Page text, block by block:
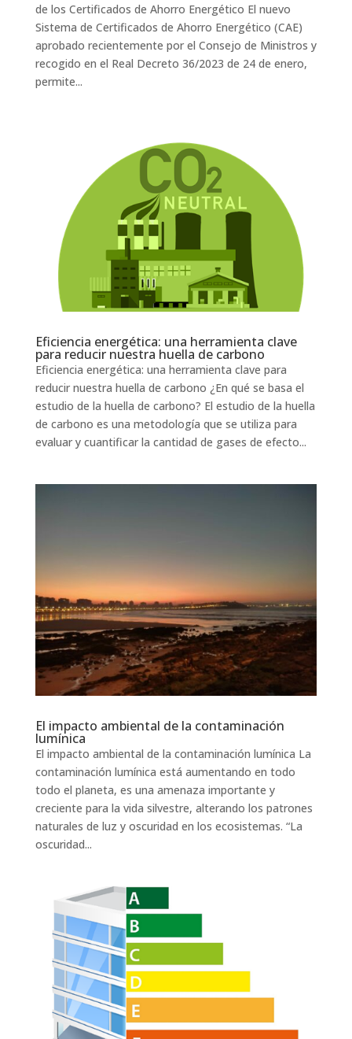
de los Certificados de Ahorro Energético El nuevo
Sistema de Certificados de Ahorro Energético (CAE)
aprobado recientemente por el Consejo de Ministros y
recogido en el Real Decreto 36/2023 de 24 de enero,
permite...
Eficiencia energética: una herramienta clave
para reducir nuestra huella de carbono
Eficiencia energética: una herramienta clave para
reducir nuestra huella de carbono ¿En qué se basa el
estudio de la huella de carbono? El estudio de la huella
de carbono es una metodología que se utiliza para
evaluar y cuantificar la cantidad de gases de efecto...
El impacto ambiental de la contaminación
lumínica
El impacto ambiental de la contaminación lumínica La
contaminación lumínica está aumentando en todo
todo el planeta, es una amenaza importante y
creciente para la vida silvestre, alterando los patrones
naturales de luz y oscuridad en los ecosistemas. “La
oscuridad...